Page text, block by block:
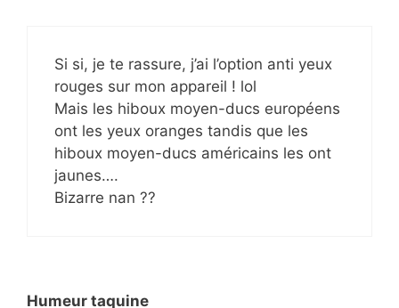
Si si, je te rassure, j’ai l’option anti yeux
rouges sur mon appareil ! lol
Mais les hiboux moyen-ducs européens
ont les yeux oranges tandis que les
hiboux moyen-ducs américains les ont
jaunes….
Bizarre nan ??
Humeur taquine